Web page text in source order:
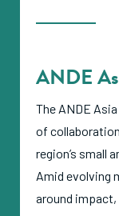
ANDE
The ANDE
of
region’s small
Amid evolving
around